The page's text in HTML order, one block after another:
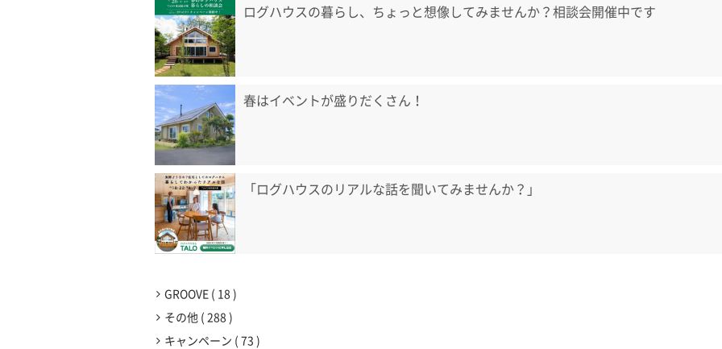
ログハウスの暮らし、ちょっと想像してみませんか？相談会開催中です
春はイベントが盛りだくさん！
「ログハウスのリアルな話を聞いてみませんか？」
GROOVE 18
その他
288
キャンペーン
73